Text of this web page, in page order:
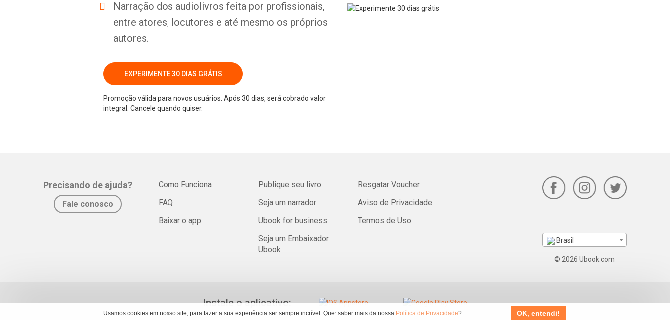
Usamos cookies em nosso site, para fazer a sua experiência ser sempre incrível. Quer saber mais da nossa Política de Privacidade? OK, entendi!
Narração dos audiolivros feita por profissionais,
entre atores, locutores e até mesmo os próprios
autores.
EXPERIMENTE 30 DIAS GRÁTIS
Promoção válida para novos usuários. Após 30 dias, será cobrado valor
integral. Cancele quando quiser.
Precisando de ajuda?
Fale conosco
Como Funciona
FAQ
Baixar o app
Publique seu livro
Seja um narrador
Ubook for business
Seja um Embaixador
Ubook
Resgatar Voucher
Aviso de Privacidade
Termos de Uso
Brasil
© 2026 Ubook.com
Instale o aplicativo: